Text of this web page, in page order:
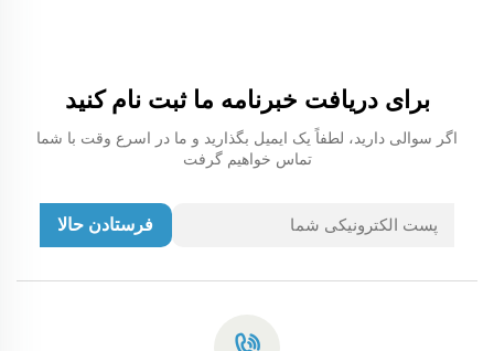
برای دریافت خبرنامه ما ثبت نام کنید
اگر سوالی دارید، لطفاً یک ایمیل بگذارید و ما در اسرع وقت با شما
تماس خواهیم گرفت
فرستادن حالا